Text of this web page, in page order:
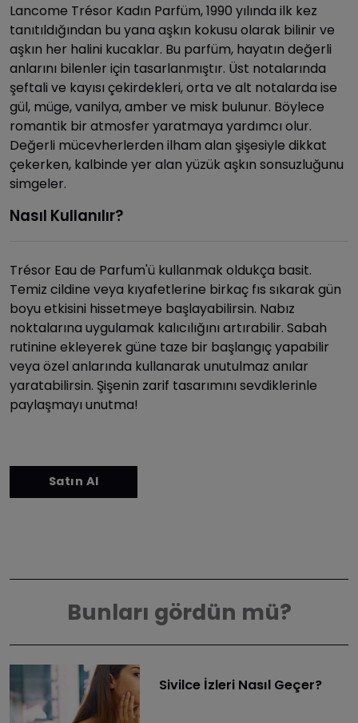
Lancome Trésor Kadın Parfüm, 1990 yılında ilk kez
tanıtıldığından bu yana aşkın kokusu olarak bilinir ve
aşkın her halini kucaklar. Bu parfüm, hayatın değerli
anlarını bilenler için tasarlanmıştır. Üst notalarında
şeftali ve kayısı çekirdekleri, orta ve alt notalarda ise
gül, müge, vanilya, amber ve misk bulunur. Böylece
romantik bir atmosfer yaratmaya yardımcı olur.
Değerli mücevherlerden ilham alan şişesiyle dikkat
çekerken, kalbinde yer alan yüzük aşkın sonsuzluğunu
simgeler.
Nasıl Kullanılır?
Trésor Eau de Parfum'ü kullanmak oldukça basit.
Temiz cildine veya kıyafetlerine birkaç fıs sıkarak gün
boyu etkisini hissetmeye başlayabilirsin. Nabız
noktalarına uygulamak kalıcılığını artırabilir. Sabah
rutinine ekleyerek güne taze bir başlangıç yapabilir
veya özel anlarında kullanarak unutulmaz anılar
yaratabilirsin. Şişenin zarif tasarımını sevdiklerinle
paylaşmayı unutma!
Bunları gördün mü?
Sivilce İzleri Nasıl Geçer?